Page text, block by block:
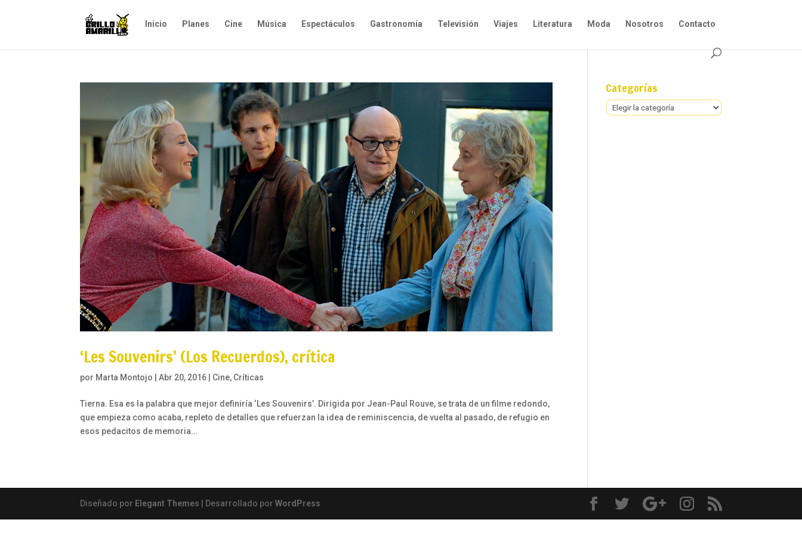
Inicio Planes Cine Música Espectáculos Gastronomía Televisión Viajes Literatura Moda Nosotros Contacto
‘Les Souvenirs’ (Los Recuerdos), crítica
por Marta Montojo |Abr 20, 2016 Cine, Críticas
Tierna. Esa es la palabra que mejor definiría ‘Les Souvenirs’. Dirigida por Jean-Paul Rouve, se trata de un filme redondo,
que empieza como acaba, repleto de detalles que refuerzan la idea de reminiscencia, de vuelta al pasado, de refugio en
esos pedacitos de memoria...
Categorías
Categorías
Diseñado por Elegant Themes | Desarrollado porWordPress